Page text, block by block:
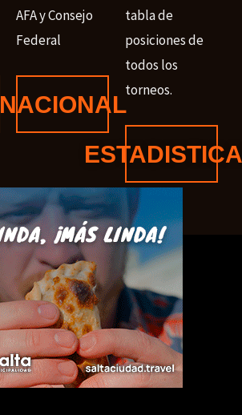
AFA y Consejo
Federal
NACIONAL
tabla de
posiciones de
todos los
torneos.